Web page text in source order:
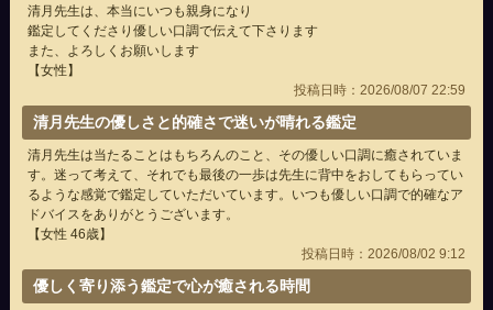
清月先生は、本当にいつも親身になり
鑑定してくださり優しい口調で伝えて下さります
また、よろしくお願いします
【女性】
投稿日時：2026/08/07 22:59
清月先生の優しさと的確さで迷いが晴れる鑑定
清月先生は当たることはもちろんのこと、その優しい口調に癒されていま
す。迷って考えて、それでも最後の一歩は先生に背中をおしてもらってい
るような感覚で鑑定していただいています。いつも優しい口調で的確なア
ドバイスをありがとうございます。
【女性 46歳】
投稿日時：2026/08/02 9:12
優しく寄り添う鑑定で心が癒される時間